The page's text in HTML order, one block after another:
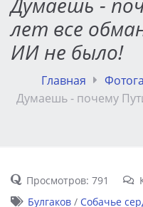
лет все
ИИ не было!
Главная
Думаешь - почему
Просмотров: 791
Булгаков/ Собачье